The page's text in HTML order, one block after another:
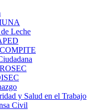
Leche
y Salud en el Trabajo
Civil